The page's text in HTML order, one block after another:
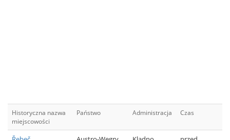
Historyczna nazwa
miejscowości
Państwo Administracja Czas